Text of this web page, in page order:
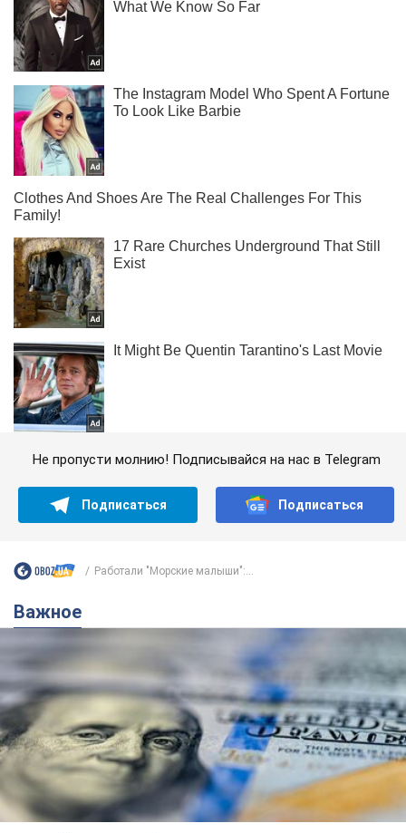
Не пропусти молнию! Подписывайся на нас в Telegram
Подписаться Подписаться
Работали "Морские малыши":...
Важное